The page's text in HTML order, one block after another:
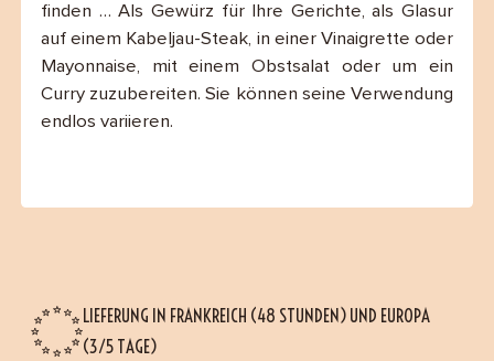
finden … Als Gewürz für Ihre Gerichte, als Glasur
auf einem Kabeljau-Steak, in einer Vinaigrette oder
Mayonnaise, mit einem Obstsalat oder um ein
Curry zuzubereiten. Sie können seine Verwendung
endlos variieren.
LIEFERUNG IN FRANKREICH (48 STUNDEN) UND EUROPA
(3/5 TAGE)